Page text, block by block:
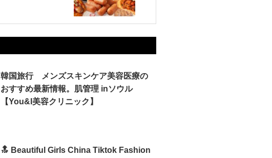
韓国旅行 メンズスキンケア美容医療の
おすすめ最新情報。肌管理 inソウル
【You&I美容クリニック】
🔝 Beautiful Girls China Tiktok Fashion